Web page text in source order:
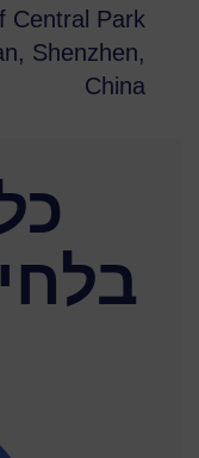
Central Park
Shenzhen,
China